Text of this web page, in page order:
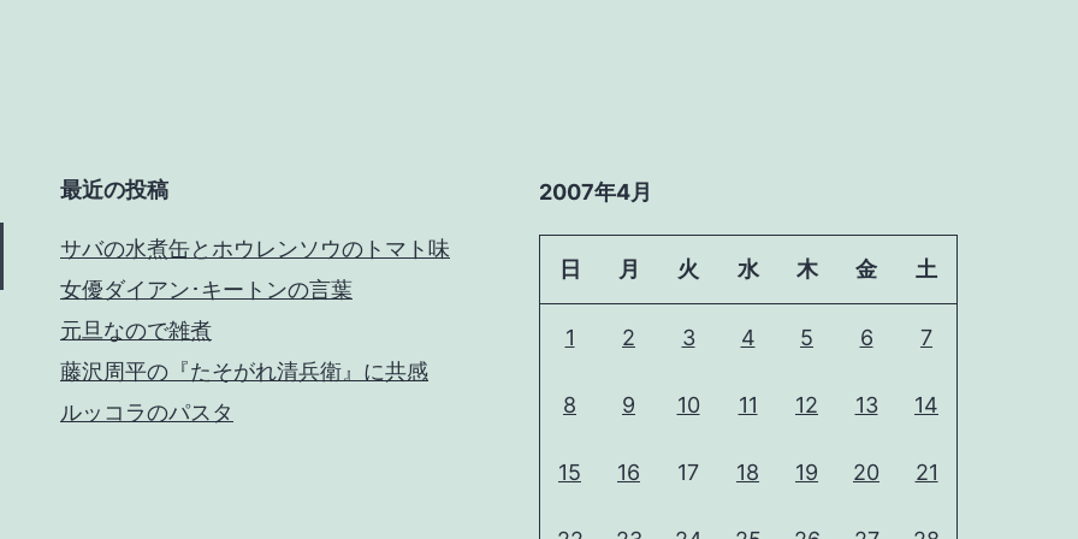
最近の投稿
サバの水煮缶とホウレンソウのトマト味
女優ダイアン･キートンの言葉
元旦なので雑煮
藤沢周平の『たそがれ清兵衛』に共感
ルッコラのパスタ
2007年4月
日 月 火 水 木 金 土
1 2 3 4 5 6 7
8 9 10 11 12 13 14
15 16 17 18 19 20 21